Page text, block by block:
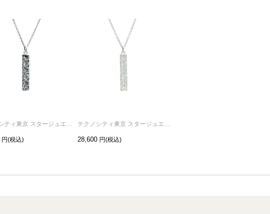
テクノシティ東京 スタージュエリーネックレス シルバー / 単品 テクノシティ東京 スタージュエリーネックレス ロジウム / 単品
28,600